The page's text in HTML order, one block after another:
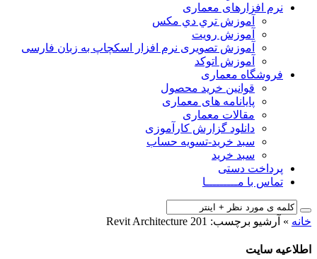
نرم افزارهای معماری
آﻣﻮزش ﺗﺮي دي ﻣﮑﺲ
آموزش رویت
آموزش تصویری نرم افزار اسکچاپ به زبان فارسی
آموزش اتوکد
فروشگاه معماری
قوانین خرید محصول
پایانامه های معماری
مقالات معماری
دانلود گزارش کارآموزی
سبد خرید-تسویه حساب
سبد خرید
پرداخت دستی
تماس با مـــــــــا
خانه » آرشیو برچسب: Revit Architecture 201
اطلاعیه سایت